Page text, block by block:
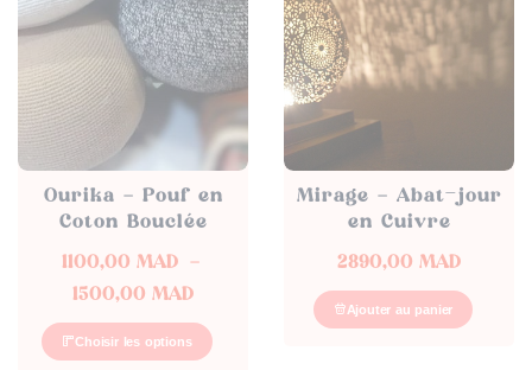
Ourika – Pouf en
Coton Bouclée
1100,00 MAD –
1500,00 MADPlage
de
prix :
Choisir les options
Mirage – Abat-jour
en Cuivre
2890,00 MAD
Ajouter au panier